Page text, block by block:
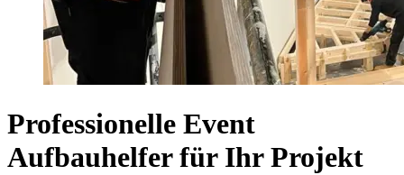
Professionelle Event
Aufbauhelfer für Ihr Projekt